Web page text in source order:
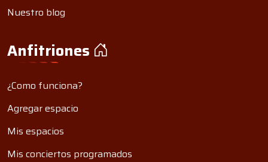
Nuestro blog
Anfitriones
¿Como funciona?
Agregar espacio
Mis espacios
Mis conciertos programados